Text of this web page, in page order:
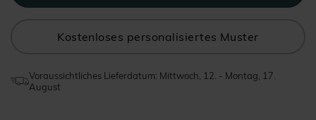
Kostenloses personalisiertes Muster
Voraussichtliches Lieferdatum: Mittwoch, 12. - Montag, 17.
August